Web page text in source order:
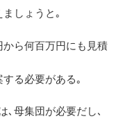
しょうと｡
ら何百万円にも見積
る必要がある｡
､母集団が必要だし､